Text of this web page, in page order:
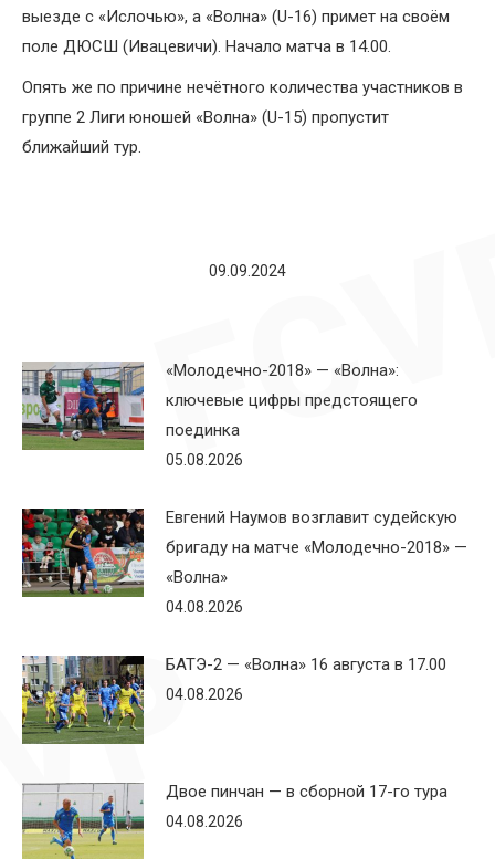
выезде с «Ислочью», а «Волна» (U-16) примет на своём
поле ДЮСШ (Ивацевичи). Начало матча в 14.00.
Опять же по причине нечётного количества участников в
группе 2 Лиги юношей «Волна» (U-15) пропустит
ближайший тур.
09.09.2024
«Молодечно-2018» — «Волна»:
ключевые цифры предстоящего
поединка
05.08.2026
Евгений Наумов возглавит судейскую
бригаду на матче «Молодечно-2018» —
«Волна»
04.08.2026
БАТЭ-2 — «Волна» 16 августа в 17.00
04.08.2026
Двое пинчан — в сборной 17-го тура
04.08.2026